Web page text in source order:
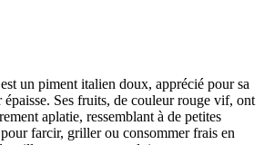
un piment italien doux, apprécié pour sa
épaisse. Ses fruits, de couleur rouge vif, ont
aplatie, ressemblant à de petites
farcir, griller ou consommer frais en